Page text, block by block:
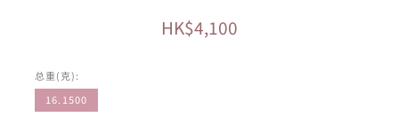
HK$4,100
总重(克):
16.1500